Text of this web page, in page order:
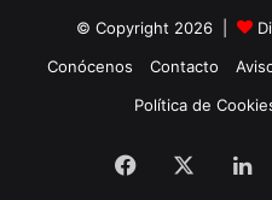
© Copyright 2026 |
Conócenos
Contacto
Política de
Facebook